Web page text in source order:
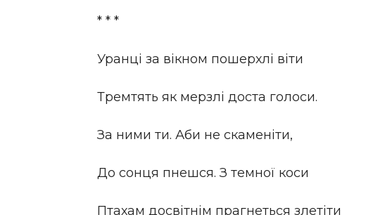
* * *
Уранці за вікном пошерхлі віти
Тремтять як мерзлі доста голоси.
За ними ти. Аби не скаменіти,
До сонця пнешся. З темної коси
Птахам досвітнім прагнеться злетіти